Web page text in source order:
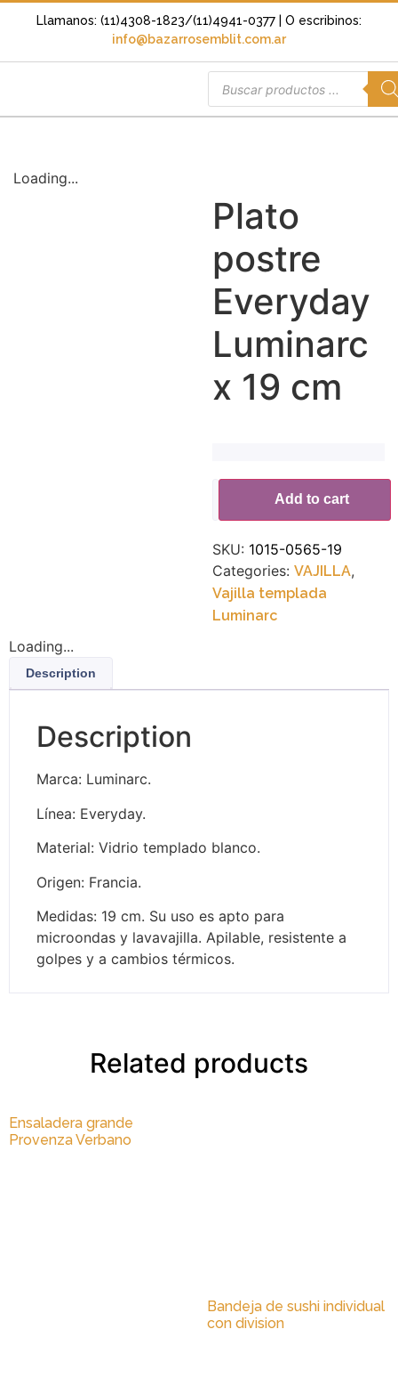
Llamanos: (11)4308-1823/(11)4941-0377
| O escribinos:
info@bazarrosemblit.com.ar
Loading...
Plato
postre
Everyday
Luminarc
x 19 cm
Add to cart
Alternative:
SKU: 1015-0565-19
Categories: VAJILLA,
Vajilla templada
Luminarc
Loading...
Description
Description
Marca: Luminarc.
Línea: Everyday.
Material: Vidrio templado blanco.
Origen: Francia.
Medidas: 19 cm. Su uso es apto para
microondas y lavavajilla. Apilable, resistente a
golpes y a cambios térmicos.
Related products
Ensaladera grande
Provenza Verbano
Bandeja de sushi individual
con division